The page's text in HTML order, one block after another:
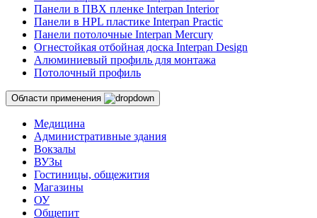
Панели в ПВХ пленке Interpan Interior
Панели в HPL пластике Interpan Practic
Панели потолочные Interpan Mercury
Огнестойкая отбойная доска Interpan Design
Алюминиевый профиль для монтажа
Потолочный профиль
Области применения
Медицина
Административные здания
Вокзалы
ВУЗы
Гостиницы, общежития
Магазины
ОУ
Общепит